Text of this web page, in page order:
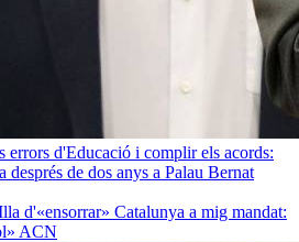
errors d'Educació i complir els acords:
després de dos anys a Palau Bernat
d'«ensorrar» Catalunya a mig mandat:
ACN